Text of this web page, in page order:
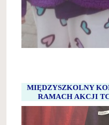
MIĘDZYSZKOLNY
RAMACH AKCJI